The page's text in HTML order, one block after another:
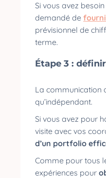
Si vous avez
demandé de
prévisionnel de
terme.
Étape 3 :
La communication
qu’indépendant.
Si vous avez pour
visite avec vos
d’un portfolio
Comme pour tous
expériences pour